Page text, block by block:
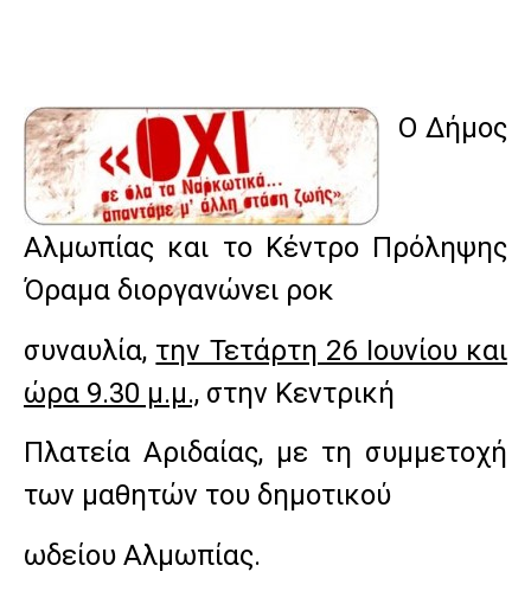
Ο Δήμος
Αλμωπίας και το Κέντρο Πρόληψης
Όραμα διοργανώνει ροκ
συναυλία, την Τετάρτη 26 Ιουνίου και
ώρα 9.30 μ.μ., στην Κεντρική
Πλατεία Αριδαίας, με τη συμμετοχή
των μαθητών του δημοτικού
ωδείου Αλμωπίας.